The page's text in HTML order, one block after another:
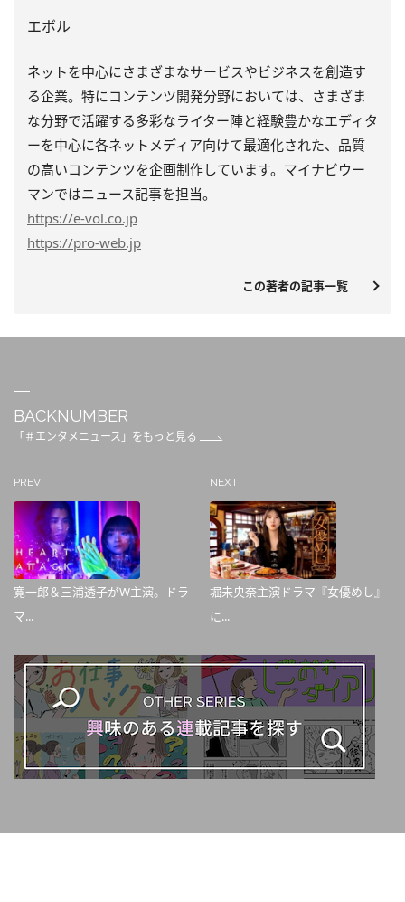
エボル
ネットを中心にさまざまなサービスやビジネスを創造す
る企業。特にコンテンツ開発分野においては、さまざま
な分野で活躍する多彩なライター陣と経験豊かなエディタ
ーを中心に各ネットメディア向けて最適化された、品質
の高いコンテンツを企画制作しています。マイナビウー
マンではニュース記事を担当。
https://e-vol.co.jp
https://pro-web.jp
この著者の記事一覧
BACKNUMBER
「＃エンタメニュース」をもっと見る
PREV
寛一郎＆三浦透子がW主演。ドラ
マ...
NEXT
堀未央奈主演ドラマ『女優めし』
に...